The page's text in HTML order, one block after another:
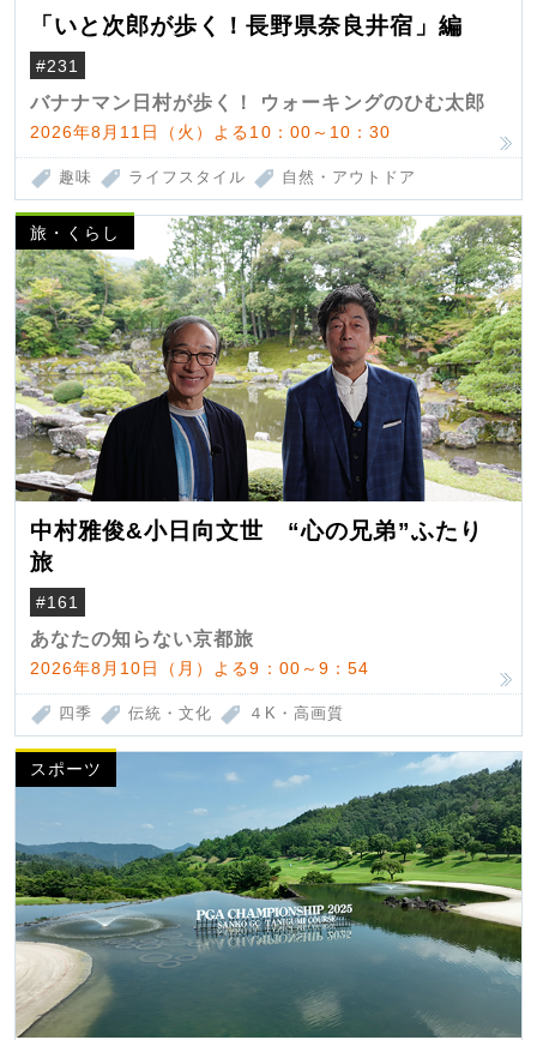
「いと次郎が歩く！長野県奈良井宿」編
#231
バナナマン日村が歩く！ ウォーキングのひむ太郎
2026年8月11日（火）よる10：00～10：30
趣味 ライフスタイル 自然・アウトドア
旅・くらし
中村雅俊&小日向文世 “心の兄弟”ふたり
旅
#161
あなたの知らない京都旅
2026年8月10日（月）よる9：00～9：54
四季 伝統・文化 ４K・高画質
スポーツ